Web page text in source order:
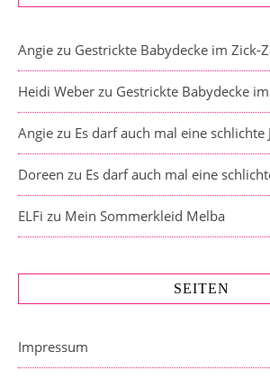
Angie zu Gestrickte Babydecke im Zick-
Heidi Weber zu Gestrickte Babydecke
Angie zu Es darf auch mal eine schlichte
Doreen zu Es darf auch mal eine
ELFi zu Mein Sommerkleid Melba
SEITEN
Impressum